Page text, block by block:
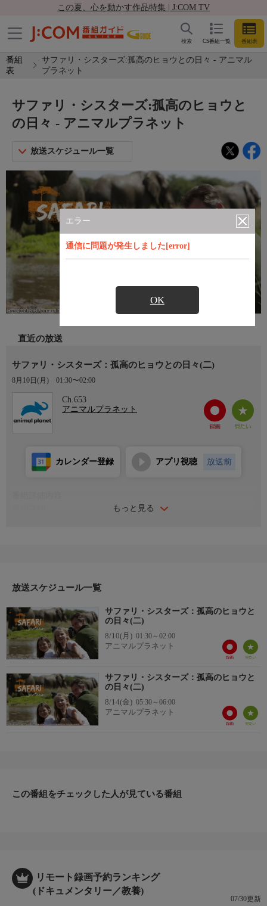
この夏、心を動かす作品特集 | J:COM TV
CS番組一覧 番組表
検索
番組
表
サファリ・シスターズ:孤高のヒョウとの日々 - アニマル
プラネット
エラー
通信に問題が発生しました[error]
OK
サファリ・シスターズ:孤高のヒョウと
の日々 - アニマルプラネット
放送スケジュール一覧
直近の放送
サファリ・シスターズ：孤高のヒョウとの日々(二)
8月10日(月) 01:30〜02:00
Ch.653
アニマルプラネット
もっと見る
カレンダー登録 アプリ視聴 放送前
ングウェを目指す。そこで若いメスのヒョウと出会う。そして、
放送スケジュール一覧
サファリ・シスターズ：孤高のヒョウと
の日々(二)
8/10(月) 01:30～02:00
アニマルプラネット
サファリ・シスターズ：孤高のヒョウと
の日々(二)
8/14(金) 05:30～06:00
アニマルプラネット
この番組をチェックした人が見ている番組
リモート録画予約ランキング
(ドキュメンタリー／教養)
07/30更新